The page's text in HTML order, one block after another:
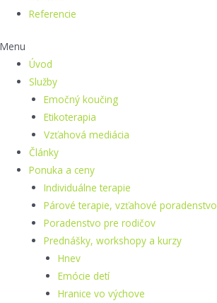
Referencie
Menu
Úvod
Služby
Emočný koučing
Etikoterapia
Vzťahová mediácia
Články
Ponuka a ceny
Individuálne terapie
Párové terapie, vzťahové poradenstvo
Poradenstvo pre rodičov
Prednášky, workshopy a kurzy
Hnev
Emócie detí
Hranice vo výchove